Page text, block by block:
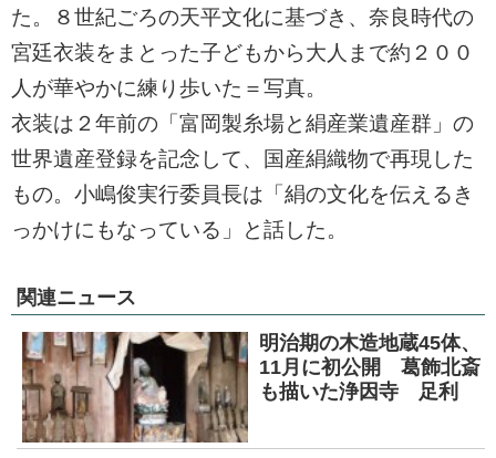
た。８世紀ごろの天平文化に基づき、奈良時代の
宮廷衣装をまとった子どもから大人まで約２００
人が華やかに練り歩いた＝写真。
衣装は２年前の「富岡製糸場と絹産業遺産群」の
世界遺産登録を記念して、国産絹織物で再現した
もの。小嶋俊実行委員長は「絹の文化を伝えるき
っかけにもなっている」と話した。
関連ニュース
明治期の木造地蔵45体、
11月に初公開 葛飾北斎
も描いた浄因寺 足利